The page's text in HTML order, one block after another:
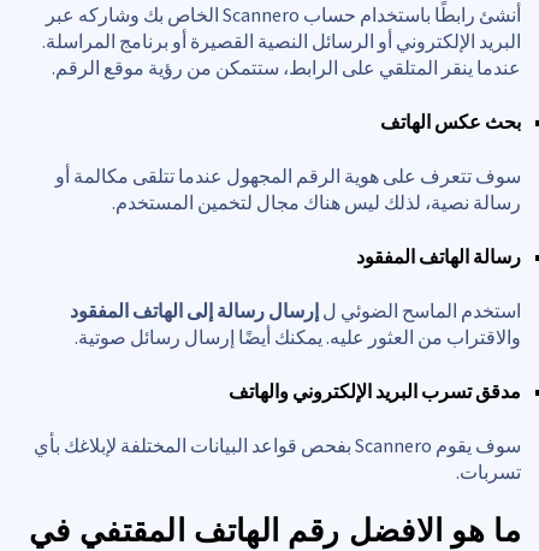
أنشئ رابطًا باستخدام حساب Scannero الخاص بك وشاركه عبر
البريد الإلكتروني أو الرسائل النصية القصيرة أو برنامج المراسلة.
عندما ينقر المتلقي على الرابط، ستتمكن من رؤية موقع الرقم.
بحث عكس الهاتف
سوف تتعرف على هوية الرقم المجهول عندما تتلقى مكالمة أو
رسالة نصية، لذلك ليس هناك مجال لتخمين المستخدم.
رسالة الهاتف المفقود
استخدم الماسح الضوئي ل إرسال رسالة إلى الهاتف المفقود
والاقتراب من العثور عليه. يمكنك أيضًا إرسال رسائل صوتية.
مدقق تسرب البريد الإلكتروني والهاتف
سوف يقوم Scannero بفحص قواعد البيانات المختلفة لإبلاغك بأي
تسربات.
ما هو الافضل رقم الهاتف المقتفي في